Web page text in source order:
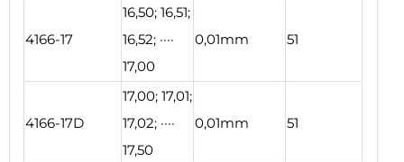
4166-17
16,50; 16,51;
16,52; ····
17,00
0,01mm 51
4166-17D
17,00; 17,01;
17,02; ····
17,50
0,01mm 51